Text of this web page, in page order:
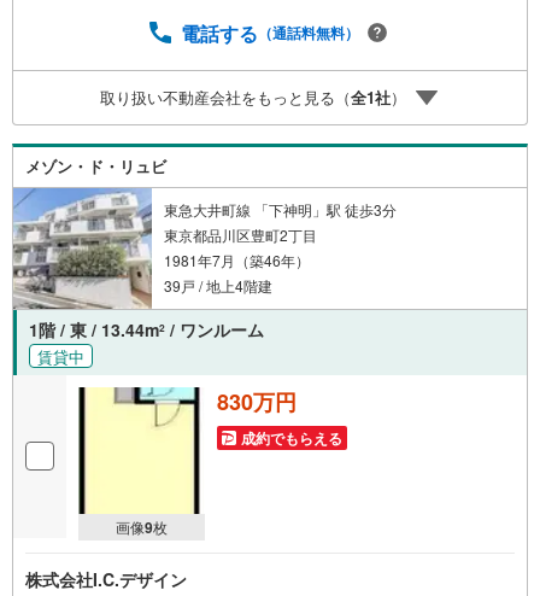
電話する （通話料無料）
取り扱い不動産会社をもっと見る（全1社）
メゾン・ド・リュビ
東急大井町線 「下神明」駅 徒歩3分
東京都品川区豊町2丁目
1981年7月（築46年）
39戸 / 地上4階建
1階 / 東 / 13.44m2 / ワンルーム
賃貸中
画像9枚
830万円
成約でもらえる
株式会社I.C.デザイン